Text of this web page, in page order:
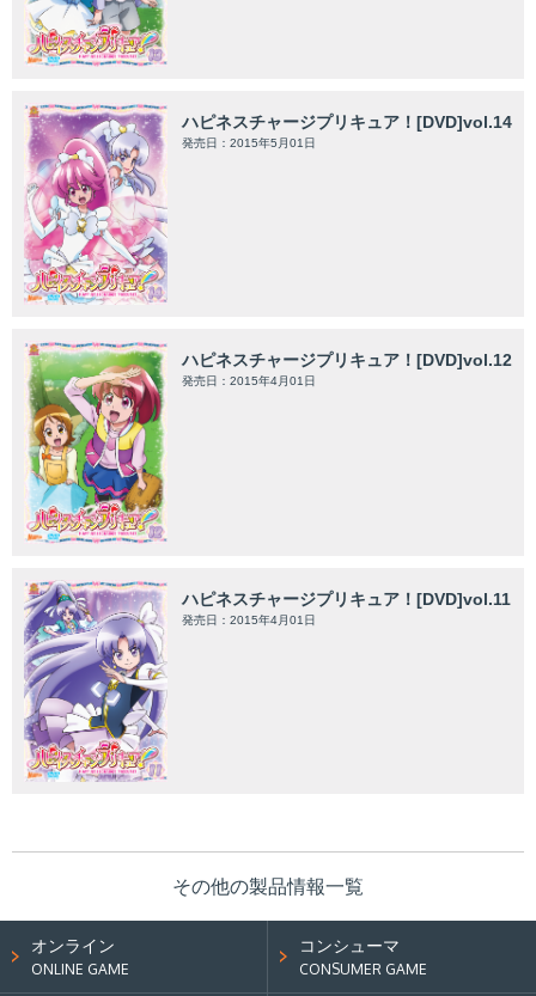
ハピネスチャージプリキュア！[DVD]vol.14
発売日：2015年5月01日
ハピネスチャージプリキュア！[DVD]vol.12
発売日：2015年4月01日
ハピネスチャージプリキュア！[DVD]vol.11
発売日：2015年4月01日
その他の製品情報一覧
オンライン
ONLINE GAME
コンシューマ
CONSUMER GAME